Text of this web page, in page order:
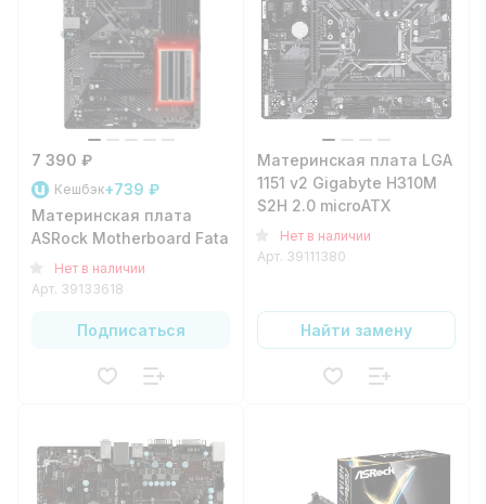
7 390 ₽
Кешбэк+739 ₽
Материнская плата
ASRock Motherboard Fatal1ty B450 Gaming K4
Нет в наличии
Арт. 39133618
Подписаться
Материнская плата LGA
1151 v2 Gigabyte H310M
S2H 2.0 microATX
Нет в наличии
Арт. 39111380
Найти замену